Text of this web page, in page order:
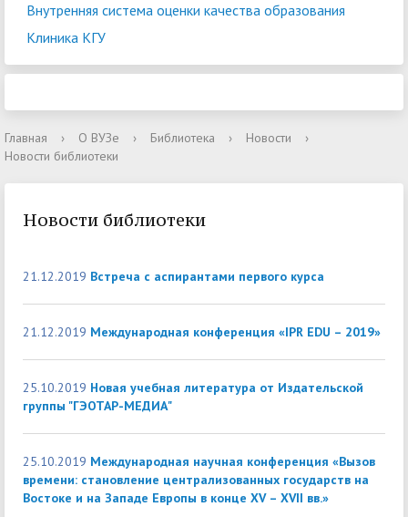
Внутренняя система оценки качества образования
Клиника КГУ
Главная › О ВУЗе › Библиотека › Новости
›
Новости библиотеки
Новости библиотеки
21.12.2019 Встреча с аспирантами первого курса
21.12.2019 Международная конференция «IPR EDU – 2019»
25.10.2019 Новая учебная литература от Издательской
группы "ГЭОТАР-МЕДИА"
25.10.2019 Международная научная конференция «Вызов
времени: становление централизованных государств на
Востоке и на Западе Европы в конце XV – XVII вв.»